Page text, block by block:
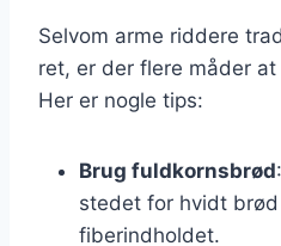
Selvom arme riddere
ret, er der flere måder
Her er nogle tips:
Brug fuldkornsbrød
stedet for hvidt
fiberindholdet.